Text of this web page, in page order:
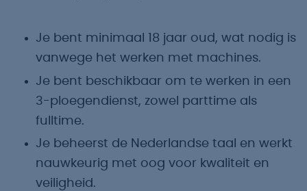
Je bent minimaal 18 jaar oud, wat nodig is
vanwege het werken met machines.
Je bent beschikbaar om te werken in een
3-ploegendienst, zowel parttime als
fulltime.
Je beheerst de Nederlandse taal en werkt
nauwkeurig met oog voor kwaliteit en
veiligheid.